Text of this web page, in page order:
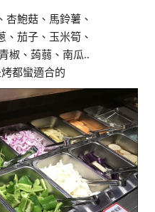
杏鮑菇、馬鈴薯、
、茄子、玉米筍、
椒、蒟蒻、南瓜..
都蠻適合的